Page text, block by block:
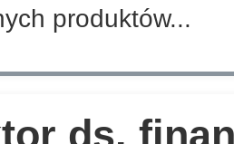
produktów...
ds.